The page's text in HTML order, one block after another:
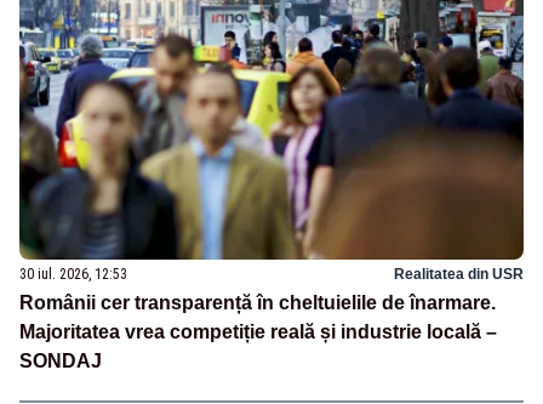
30 iul. 2026, 12:53 Realitatea din USR
Românii cer transparență în cheltuielile de înarmare.
Majoritatea vrea competiție reală și industrie locală –
SONDAJ